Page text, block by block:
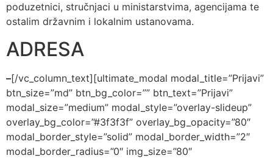
poduzetnici, stručnjaci u ministarstvima, agencijama te
ostalim državnim i lokalnim ustanovama.
ADRESA
–[/vc_column_text][ultimate_modal modal_title=”Prijavi”
btn_size=”md” btn_bg_color=”” btn_text=”Prijavi”
modal_size=”medium” modal_style=”overlay-slideup”
overlay_bg_color=”#3f3f3f” overlay_bg_opacity=”80″
modal_border_style=”solid” modal_border_width=”2″
modal_border_radius=”0″ img_size=”80″